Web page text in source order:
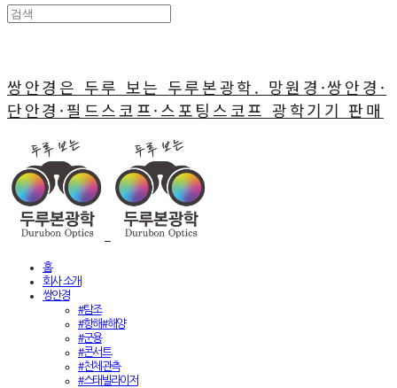
쌍안경은 두루 보는 두루본광학. 망원경·쌍안경·
단안경·필드스코프·스포팅스코프 광학기기 판매
홈
회사 소개
쌍안경
#탐조
#항해#해양
#군용
#콘서트
#천체관측
#스태빌라이저